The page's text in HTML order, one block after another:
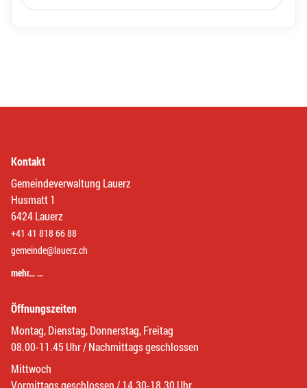
Kontakt
Gemeindeverwaltung Lauerz
Husmatt 1
6424 Lauerz
+41 41 818 66 88
gemeinde@lauerz.ch
mehr… …
Öffnungszeiten
Montag, Dienstag, Donnerstag, Freitag
08.00-11.45 Uhr / Nachmittags geschlossen
Mittwoch
Vormittags geschlossen / 14.30-18.30 Uhr